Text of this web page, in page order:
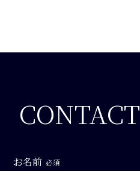
CONTACT
お名前 必須